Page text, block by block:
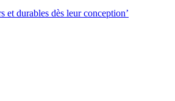
et durables dès leur conception’